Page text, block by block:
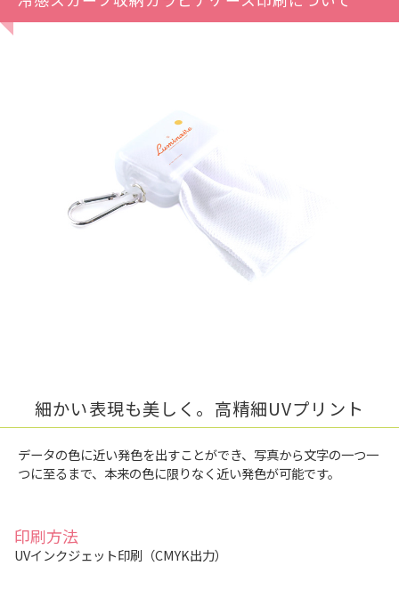
細かい表現も美しく。高精細UVプリント
データの色に近い発色を出すことができ、写真から文字の一つ一
つに至るまで、本来の色に限りなく近い発色が可能です。
印刷方法
UVインクジェット印刷（CMYK出力）